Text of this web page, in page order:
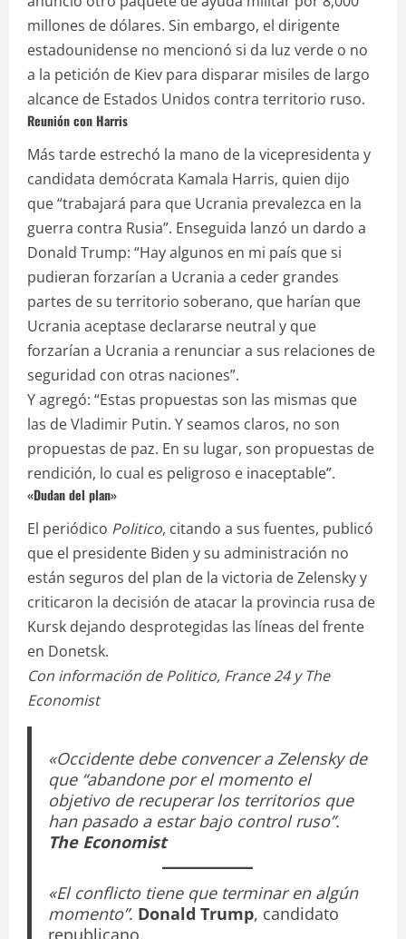
millones de dólares. Sin embargo, el dirigente
estadounidense no mencionó si da luz verde o no
a la petición de Kiev para disparar misiles de largo
alcance de Estados Unidos contra territorio ruso.
Reunión con Harris
Más tarde estrechó la mano de la vicepresidenta y
candidata demócrata Kamala Harris, quien dijo
que “trabajará para que Ucrania prevalezca en la
guerra contra Rusia”. Enseguida lanzó un dardo a
Donald Trump: “Hay algunos en mi país que si
pudieran forzarían a Ucrania a ceder grandes
partes de su territorio soberano, que harían que
Ucrania aceptase declararse neutral y que
forzarían a Ucrania a renunciar a sus relaciones de
seguridad con otras naciones”.
Y agregó: “Estas propuestas son las mismas que
las de Vladimir Putin. Y seamos claros, no son
propuestas de paz. En su lugar, son propuestas de
rendición, lo cual es peligroso e inaceptable”.
«Dudan del plan»
El periódico Politico, citando a sus fuentes, publicó
que el presidente Biden y su administración no
están seguros del plan de la victoria de Zelensky y
criticaron la decisión de atacar la provincia rusa de
Kursk dejando desprotegidas las líneas del frente
en Donetsk.
Con información de Politico, France 24 y The
Economist
«Occidente debe convencer a Zelensky de
que “abandone por el momento el
objetivo de recuperar los territorios que
han pasado a estar bajo control ruso”.
The Economist
«El conflicto tiene que terminar en algún
momento”. Donald Trump, candidato
republicano.